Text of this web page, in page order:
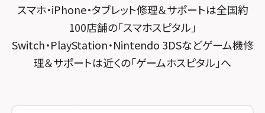
スマホスピタル 神田
スマホスピタル三軒茶屋
スマホスピタル秋葉原
スマホスピタル 京都宇治
スマホスピタル 福知山
スマホスピタル神戸三宮
スマホ・iPhone・タブレット修理＆サポートは全国約
100店舗の「スマホスピタル」
Switch・PlayStation・Nintendo 3DSなどゲーム機修
理＆サポートは近くの「ゲームホスピタル」へ